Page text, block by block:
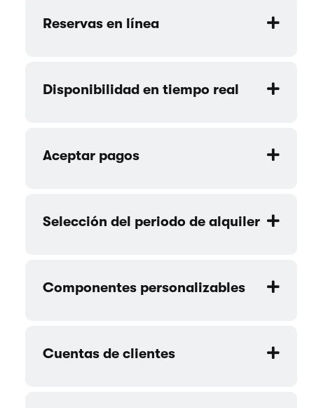
Reservas en línea
Disponibilidad en tiempo real
Aceptar pagos
Selección del periodo de alquiler
Componentes personalizables
Cuentas de clientes